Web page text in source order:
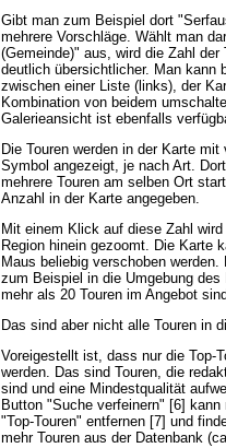
Gibt man zum Beispiel dort
mehrere Vorschläge. Wählt man
(Gemeinde)" aus, wird die Zahl der
deutlich übersichtlicher. Man kann
zwischen einer Liste (links), der
Kombination von beidem
Galerieansicht ist ebenfalls
Die Touren werden in der Karte mit
Symbol angezeigt, je nach Art.
mehrere Touren am selben Ort
Anzahl in der Karte angegeben.
Mit einem Klick auf diese Zahl
Region hinein gezoomt. Die Karte
Maus beliebig verschoben werden.
zum Beispiel in die Umgebung des
mehr als 20 Touren im Angebot
Das sind aber nicht alle Touren in
Voreigestellt ist, dass nur die Top-
werden. Das sind Touren, die
sind und eine Mindestqualität
Button "Suche verfeinern" [6] kann
"Top-Touren" entfernen [7] und
mehr Touren aus der Datenbank